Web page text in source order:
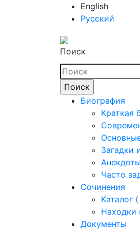
English
Русский
Поиск
Биография
Краткая
Загадки
Часто
Сочинения
Каталог
Находки
Документы